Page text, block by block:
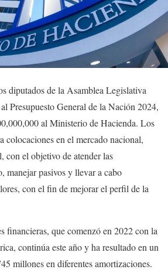
diputados de la Asamblea Legislativa
Presupuesto General de la Nación 2024,
al Ministerio de Hacienda. Los
colocaciones en el mercado nacional,
con el objetivo de atender las
manejar pasivos y llevar a cabo
con el fin de mejorar el perfil de la
financieras, que comenzó en 2022 con la
continúa este año y ha resultado en un
millones en diferentes amortizaciones.